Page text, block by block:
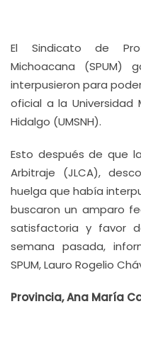
El Sindicato de
Michoacana
interpusieron para
oficial a la Universidad
Hidalgo (UMSNH).
Esto después de que
Arbitraje (JLCA),
huelga que había
buscaron un amparo
satisfactoria y favor
semana pasada,
SPUM, Lauro Rogelio
Provincia, Ana María